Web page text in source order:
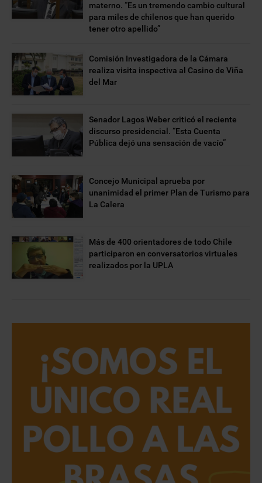
materno. “Es un tremendo cambio cultural
para miles de chilenos que han querido
tener otro apellido”
Comisión Investigadora de la Cámara
realiza visita inspectiva al Casino de Viña
del Mar
Senador Lagos Weber criticó el reciente
discurso presidencial. “Esta Cuenta
Pública dejó una sensación de vacío”
Concejo Municipal aprueba por
unanimidad el primer Plan de Turismo para
La Calera
Más de 400 orientadores de todo Chile
participaron en conversatorios virtuales
realizados por la UPLA